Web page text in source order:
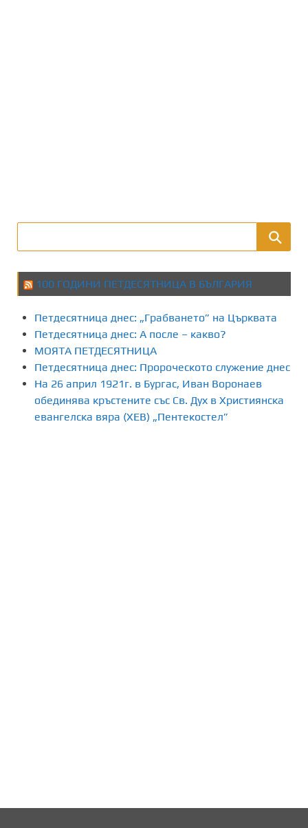
100 ГОДИНИ ПЕТДЕСЯТНИЦА В БЪЛГАРИЯ
Петдесятница днес: „Грабването” на Църквата
Петдесятница днес: А после – какво?
МОЯТА ПЕТДЕСЯТНИЦА
Петдесятница днес: Пророческото служение днес
На 26 април 1921г. в Бургас, Иван Воронаев
обединява кръстените със Св. Дух в Християнска
евангелска вяра (ХЕВ) „Пентекостел”